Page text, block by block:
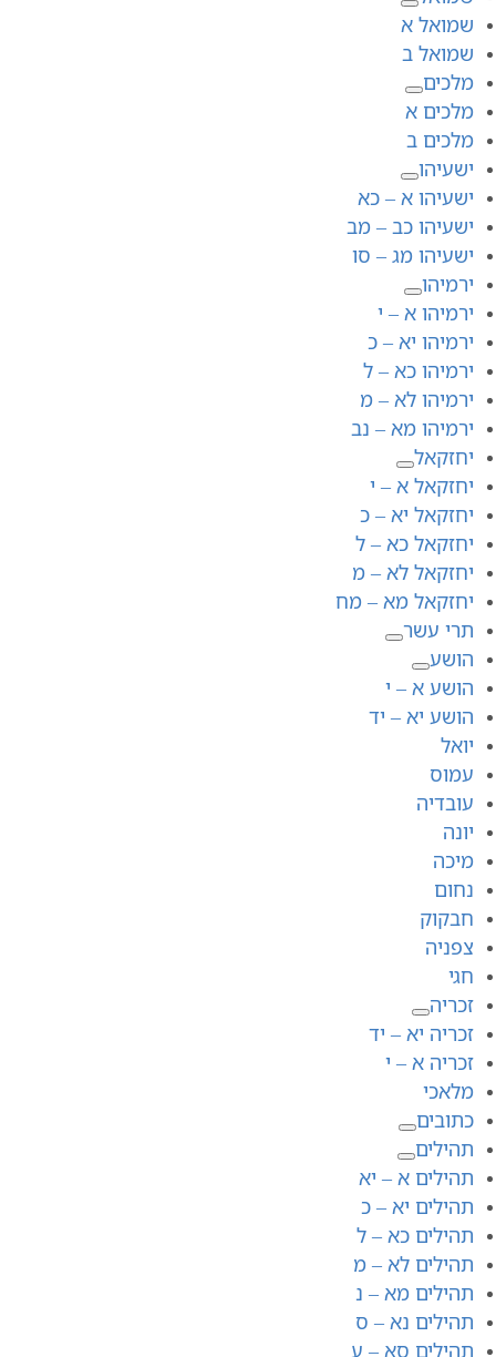
שמואל א
שמואל ב
מלכים
מלכים א
מלכים ב
ישעיהו
ישעיהו א – כא
ישעיהו כב – מב
ישעיהו מג – סו
ירמיהו
ירמיהו א – י
ירמיהו יא – כ
ירמיהו כא – ל
ירמיהו לא – מ
ירמיהו מא – נב
יחזקאל
יחזקאל א – י
יחזקאל יא – כ
יחזקאל כא – ל
יחזקאל לא – מ
יחזקאל מא – מח
תרי עשר
הושע
הושע א – י
הושע יא – יד
יואל
עמוס
עובדיה
יונה
מיכה
נחום
חבקוק
צפניה
חגי
זכריה
זכריה יא – יד
זכריה א – י
מלאכי
כתובים
תהילים
תהילים א – יא
תהילים יא – כ
תהילים כא – ל
תהילים לא – מ
תהילים מא – נ
תהילים נא – ס
תהילים סא – ע